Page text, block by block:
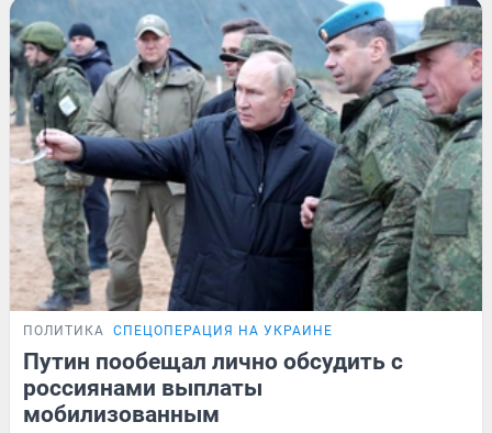
ПОЛИТИКА СПЕЦОПЕРАЦИЯ НА УКРАИНЕ
Путин пообещал лично обсудить с
россиянами выплаты
мобилизованным